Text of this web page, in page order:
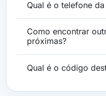
Qual é o telefone
Como encontrar
próximas?
Qual é o código